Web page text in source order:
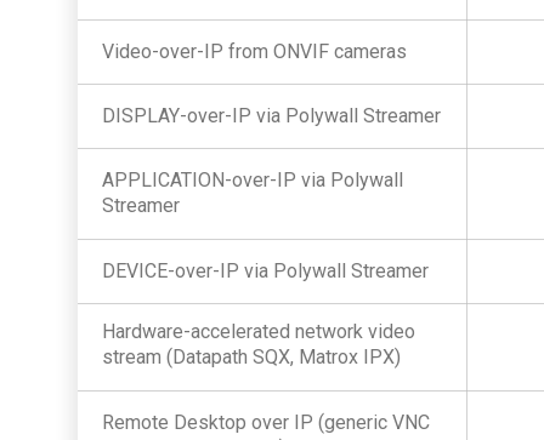
Video-over-IP from ONVIF cameras
DISPLAY-over-IP via Polywall Streamer
APPLICATION-over-IP via Polywall
Streamer
DEVICE-over-IP via Polywall Streamer
Hardware-accelerated network video
stream (Datapath SQX, Matrox IPX)
Remote Desktop over IP (generic VNC